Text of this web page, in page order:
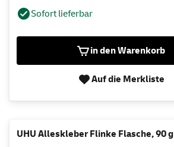
Sofort lieferbar
in den Warenkorb
Auf die Merkliste
UHU Alleskleber Flinke Flasche, 90 g